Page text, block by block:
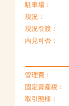
駐車場：
現況：
現況引渡：
内見可否：
管理費：
固定資産税：
取引態様：